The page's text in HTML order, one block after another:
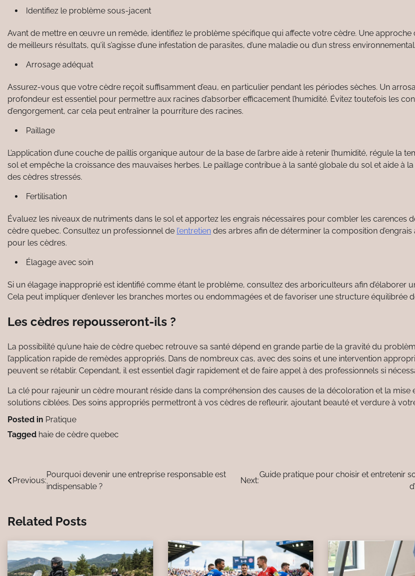
Identifiez le problème sous-jacent
Avant de mettre en œuvre un remède, identifiez le problème spécifique qui affecte votre cèdre. Une approche
de meilleurs résultats, qu’il s’agisse d’une infestation de parasites, d’une maladie ou d’un stress environnemental.
Arrosage adéquat
Assurez-vous que votre cèdre reçoit suffisamment d’eau, en particulier pendant les périodes sèches. Un
profondeur est essentiel pour permettre aux racines d’absorber efficacement l’humidité. Évitez toutefois les
d’engorgement, car cela peut entraîner la pourriture des racines.
Paillage
L’application d’une couche de paillis organique autour de la base de l’arbre aide à retenir l’humidité, régule la
sol et empêche la croissance des mauvaises herbes. Le paillage contribue à la santé globale du sol et aide à
des cèdres stressés.
Fertilisation
Évaluez les niveaux de nutriments dans le sol et apportez les engrais nécessaires pour combler les carences
cèdre quebec. Consultez un professionnel de l’entretien des arbres afin de déterminer la composition
pour les cèdres.
Élagage avec soin
Si un élagage inapproprié est identifié comme étant le problème, consultez des arboriculteurs afin d’élaborer
Cela peut impliquer d’enlever les branches mortes ou endommagées et de favoriser une structure équilibrée
Les cèdres repousseront-ils ?
La possibilité qu’une haie de cèdre quebec retrouve sa santé dépend en grande partie de la gravité du
l’application rapide de remèdes appropriés. Dans de nombreux cas, avec des soins et une intervention
peuvent se rétablir. Cependant, il est essentiel d’agir rapidement et de faire appel à des professionnels si
La clé pour rajeunir un cèdre mourant réside dans la compréhension des causes de la décoloration et la
solutions ciblées. Des soins appropriés permettront à vos cèdres de refleurir, ajoutant beauté et verdure à
Posted in Pratique
Tagged haie de cèdre quebec
Navigation
l’article
Previous:
Pourquoi devenir une entreprise responsable est
indispensable ?
Next:
Guide pratique pour choisir et entretenir
Related Posts